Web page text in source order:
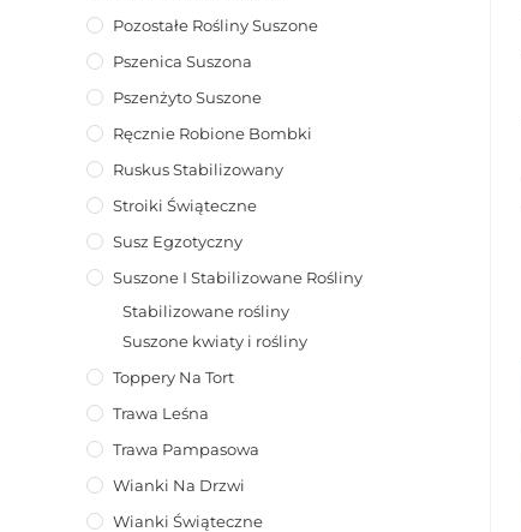
Pozostałe Rośliny Suszone
Pszenica Suszona
Pszenżyto Suszone
Ręcznie Robione Bombki
Ruskus Stabilizowany
Stroiki Świąteczne
Susz Egzotyczny
Suszone I Stabilizowane Rośliny
Stabilizowane rośliny
Suszone kwiaty i rośliny
Toppery Na Tort
Trawa Leśna
Trawa Pampasowa
Wianki Na Drzwi
Wianki Świąteczne